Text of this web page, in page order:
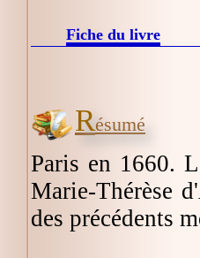
Fiche du livre
Résumé
Paris en 1660.
Marie-Thérèse
des précédents